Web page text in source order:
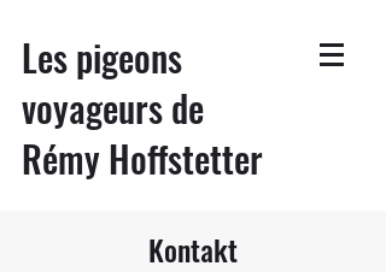
Les pigeons
voyageurs de
Rémy Hoffstetter
Kontakt